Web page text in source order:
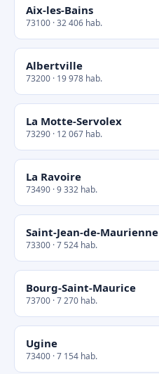
Aix-les-Bains
73100 · 32 406 hab.
Albertville
73200 · 19 978 hab.
La Motte-Servolex
73290 · 12 067 hab.
La Ravoire
73490 · 9 332 hab.
Saint-Jean-de-Maurienne
73300 · 7 524 hab.
Bourg-Saint-Maurice
73700 · 7 270 hab.
Ugine
73400 · 7 154 hab.